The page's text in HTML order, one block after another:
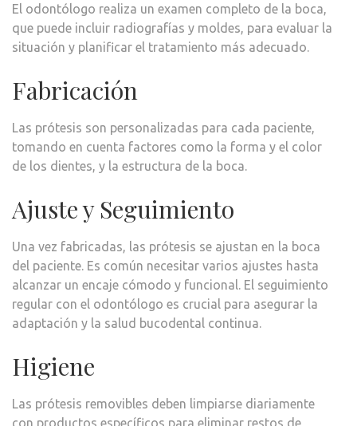
El odontólogo realiza un examen completo de la boca,
que puede incluir radiografías y moldes, para evaluar la
situación y planificar el tratamiento más adecuado.
Fabricación
Las prótesis son personalizadas para cada paciente,
tomando en cuenta factores como la forma y el color
de los dientes, y la estructura de la boca.
Ajuste y Seguimiento
Una vez fabricadas, las prótesis se ajustan en la boca
del paciente. Es común necesitar varios ajustes hasta
alcanzar un encaje cómodo y funcional. El seguimiento
regular con el odontólogo es crucial para asegurar la
adaptación y la salud bucodental continua.
Higiene
Las prótesis removibles deben limpiarse diariamente
con productos específicos para eliminar restos de